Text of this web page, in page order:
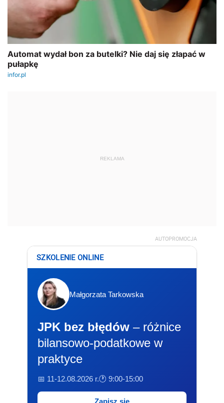
REKLAMA
AUTOPROMOCJA
SZKOLENIE ONLINE
Małgorzata Tarkowska
JPK bez błędów – różnice
bilansowo-podatkowe w
praktyce
📅 11-12.08.2026 r.🕐 9:00-15:00